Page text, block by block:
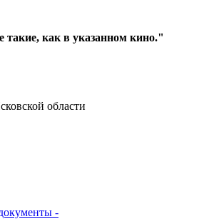
как в указанном кино."
-